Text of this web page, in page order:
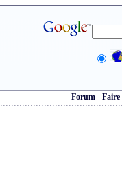
Forum - Faire